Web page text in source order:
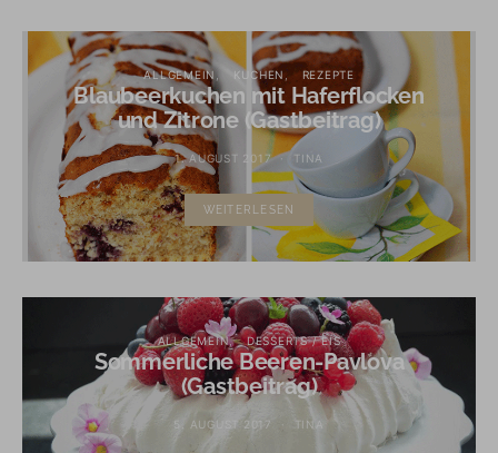
ALLGEMEIN KUCHEN REZEPTE
Blaubeerkuchen mit Haferflocken
und Zitrone (Gastbeitrag)
1. AUGUST 2017 TINA
WEITERLESEN
ALLGEMEIN DESSERTS / EIS
Sommerliche Beeren-Pavlova
(Gastbeitrag)
5. AUGUST 2017 TINA